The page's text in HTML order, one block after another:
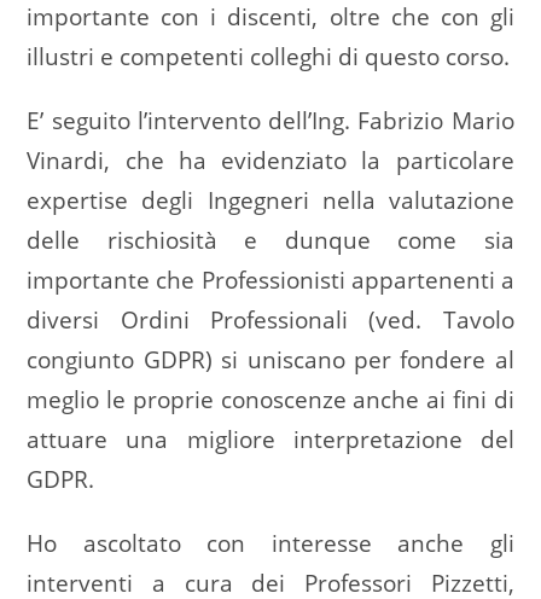
importante con i discenti, oltre che con gli
illustri e competenti colleghi di questo corso.
E’ seguito l’intervento dell’Ing. Fabrizio Mario
Vinardi, che ha evidenziato la particolare
expertise degli Ingegneri nella valutazione
delle rischiosità e dunque come sia
importante che Professionisti appartenenti a
diversi Ordini Professionali (ved. Tavolo
congiunto GDPR) si uniscano per fondere al
meglio le proprie conoscenze anche ai fini di
attuare una migliore interpretazione del
GDPR.
Ho ascoltato con interesse anche gli
interventi a cura dei Professori Pizzetti,